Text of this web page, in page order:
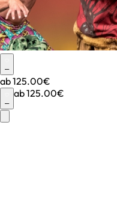
–
ab125.00€
–
ab125.00€